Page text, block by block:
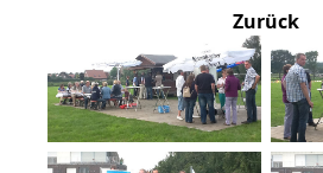
Zurück